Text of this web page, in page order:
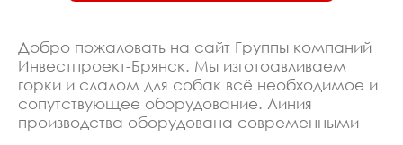
Добро пожаловать на сайт Группы компаний
Инвестпроект-Брянск. Мы изготоавливаем
горки и слалом для собак всё необходимое и
сопутствующее оборудование. Линия
производства оборудована современными